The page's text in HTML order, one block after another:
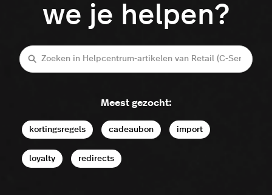
we je helpen?
Zoeken
Meest gezocht:
kortingsregels cadeaubon import
loyalty redirects